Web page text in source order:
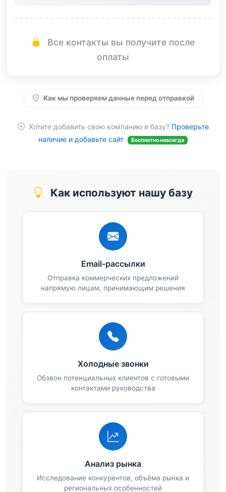
Все контакты вы получите после
оплаты
Как мы проверяем данные перед отправкой
Хотите добавить свою компанию в базу? Проверьте
наличие и добавьте сайт
Бесплатно навсегда
Как используют нашу базу
Email-рассылки
Отправка коммерческих предложений
напрямую лицам, принимающим решения
Холодные звонки
Обзвон потенциальных клиентов с готовыми
контактами руководства
Анализ рынка
Исследование конкурентов, объёма рынка и
региональных особенностей